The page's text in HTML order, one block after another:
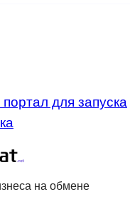
для запуска
на обмене